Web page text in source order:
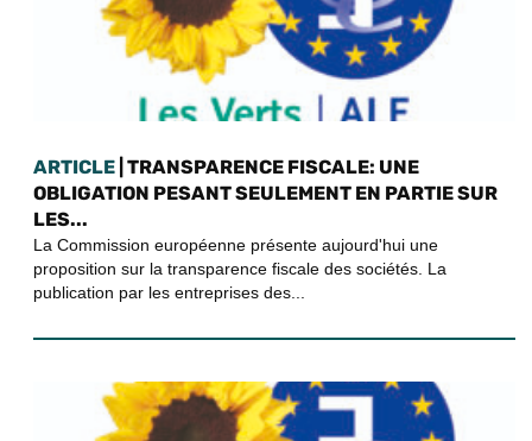
ARTICLE | TRANSPARENCE FISCALE: UNE
OBLIGATION PESANT SEULEMENT EN PARTIE SUR
LES...
La Commission européenne présente aujourd'hui une
proposition sur la transparence fiscale des sociétés. La
publication par les entreprises des...